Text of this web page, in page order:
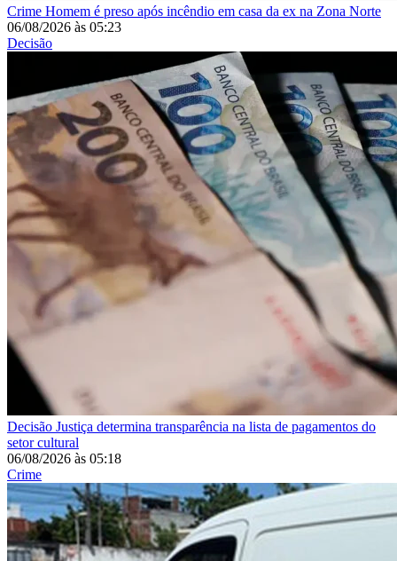
Crime Homem é preso após incêndio em casa da ex na Zona Norte
06/08/2026 às 05:23
Decisão
Decisão Justiça determina transparência na lista de pagamentos do
setor cultural
06/08/2026 às 05:18
Crime